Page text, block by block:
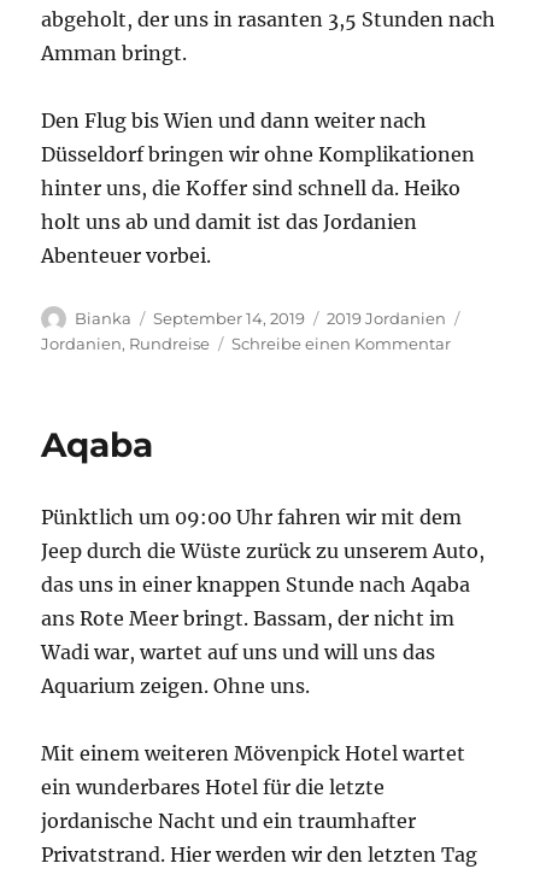
abgeholt, der uns in rasanten 3,5 Stunden nach
Amman bringt.
Den Flug bis Wien und dann weiter nach
Düsseldorf bringen wir ohne Komplikationen
hinter uns, die Koffer sind schnell da. Heiko
holt uns ab und damit ist das Jordanien
Abenteuer vorbei.
Autor
Bianka
Veröffentlicht
am
September 14, 2019 Kategorien
2019 Jordanien
Jordanien, Rundreise Schreibe einen Kommentarzu
Aqaba
Pünktlich um 09:00 Uhr fahren wir mit dem
Jeep durch die Wüste zurück zu unserem Auto,
das uns in einer knappen Stunde nach Aqaba
ans Rote Meer bringt. Bassam, der nicht im
Wadi war, wartet auf uns und will uns das
Aquarium zeigen. Ohne uns.
Mit einem weiteren Mövenpick Hotel wartet
ein wunderbares Hotel für die letzte
jordanische Nacht und ein traumhafter
Privatstrand. Hier werden wir den letzten Tag